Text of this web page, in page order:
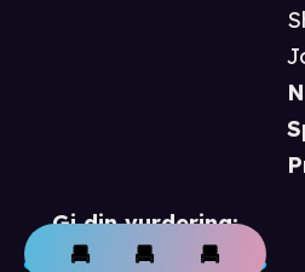
Gi din vurdering: